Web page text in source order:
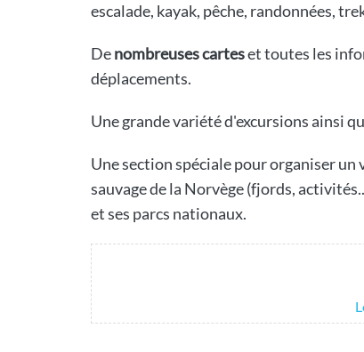
escalade, kayak, pêche, randonnées,
Denombreuses carteset toutes les
déplacements.
Une grande variété d'excursions ainsi
Une section spéciale pour organiser un
sauvage de la Norvège (fjords,
et ses parcs nationaux.